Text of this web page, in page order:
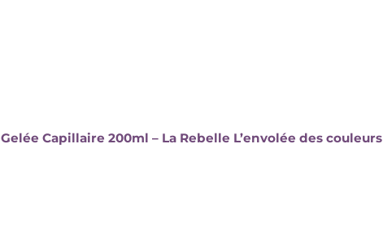
Gelée Capillaire 200ml – La Rebelle L’envolée des couleurs